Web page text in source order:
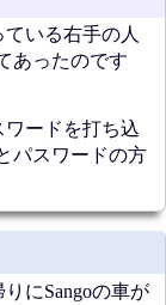
いる右手の人
あったのです
ードを打ち込
パスワードの方
にSangoの車が